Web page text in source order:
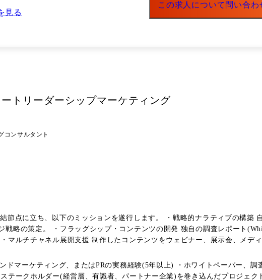
見る
この求人について問い合わ
ートリーダーシップマーケティング
コンサルタント
節点に立ち、以下のミッションを遂行します。 ・戦略的ナラティブの構築
戦略の策定。 ・フラッグシップ・コンテンツの開発 独自の調査レポート
マルチチャネル展開支援 制作したコンテンツをウェビナー、展示会、メデ
ドマーケティング、またはPRの実務経験(5年以上) ・ホワイトペーパー、
テークホルダー(経営層、有識者、パートナー企業)を巻き込んだプロジェ